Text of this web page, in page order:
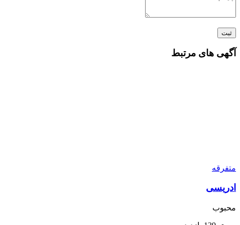
ثبت
آگهی های مرتبط
متفرقه
ادریسی
محبوب